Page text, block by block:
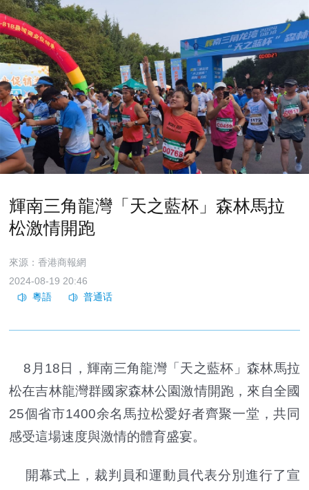
輝南三角龍灣「天之藍杯」森林馬拉
松激情開跑
來源：香港商報網
2024-08-19 20:46
8月18日，輝南三角龍灣「天之藍杯」森林馬拉
松在吉林龍灣群國家森林公園激情開跑，來自全國
25個省市1400余名馬拉松愛好者齊聚一堂，共同
感受這場速度與激情的體育盛宴。
開幕式上，裁判員和運動員代表分別進行了宣